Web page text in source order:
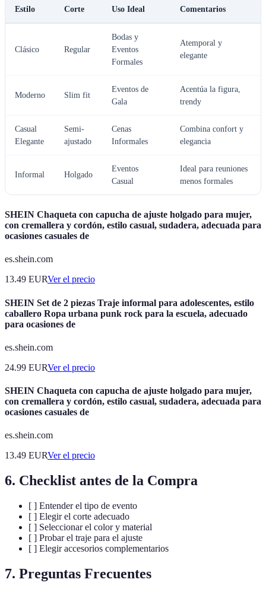
Estilo Corte Uso Ideal Comentarios
Clásico Regular
Bodas y
Eventos
Formales
Atemporal y
elegante
Moderno Slim fit
Eventos de
Gala
Acentúa la figura,
trendy
Casual
Elegante
Semi-
ajustado
Cenas
Informales
Combina confort y
elegancia
Informal Holgado
Eventos
Casual
Ideal para reuniones
menos formales
SHEIN Chaqueta con capucha de ajuste holgado para mujer,
con cremallera y cordón, estilo casual, sudadera, adecuada para
ocasiones casuales de
es.shein.com
13.49 EURVer el precio
SHEIN Set de 2 piezas Traje informal para adolescentes, estilo
caballero Ropa urbana punk rock para la escuela, adecuado
para ocasiones de
es.shein.com
24.99 EURVer el precio
SHEIN Chaqueta con capucha de ajuste holgado para mujer,
con cremallera y cordón, estilo casual, sudadera, adecuada para
ocasiones casuales de
es.shein.com
13.49 EURVer el precio
6. Checklist antes de la Compra
[ ] Entender el tipo de evento
[ ] Elegir el corte adecuado
[ ] Seleccionar el color y material
[ ] Probar el traje para el ajuste
[ ] Elegir accesorios complementarios
7. Preguntas Frecuentes